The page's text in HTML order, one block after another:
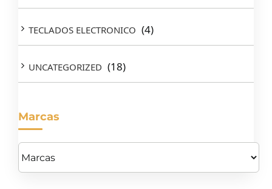
TECLADOS ELECTRONICO (4)
UNCATEGORIZED (18)
Marcas